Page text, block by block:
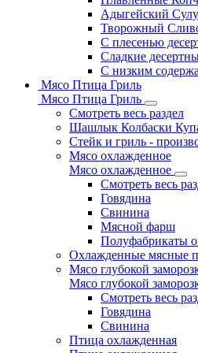
Адыгейский
Творожный
С плесенью
Сладкие
С низким
Мясо Птица Гриль
Мясо Птица Гриль
Смотреть весь раздел
Шашлык Колбаски
Стейк и гриль -
Мясо охлажденное
Мясо охлажденное
Смотреть весь
Говядина
Свинина
Мясной фарш
Полуфабрикаты
Охлажденные мясные
Мясо глубокой
Мясо глубокой
Смотреть весь
Говядина
Свинина
Птица охлажденная